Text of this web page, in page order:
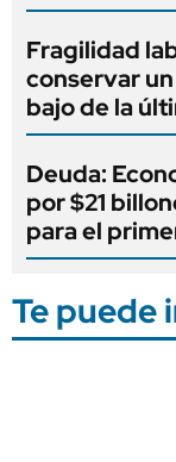
Fragilidad
conservar
bajo de la
Deuda:
por $21
para el
Te puede